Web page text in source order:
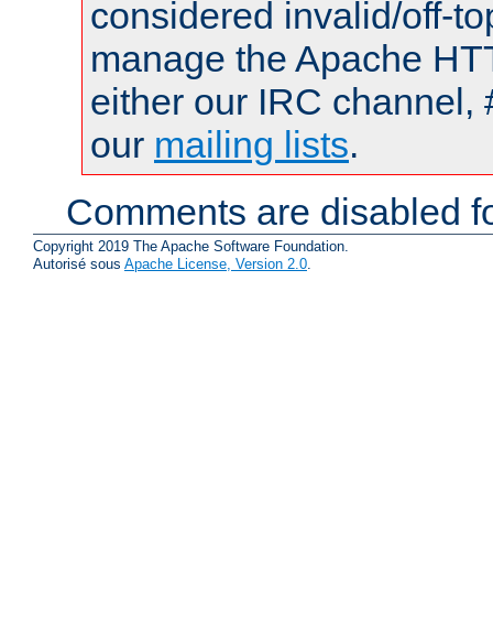
considered invalid/off-
manage the Apache
either our IRC channel,
our mailing lists.
Comments are disabled
Copyright 2019 The Apache Software Foundation.
Autorisé sous Apache License, Version 2.0